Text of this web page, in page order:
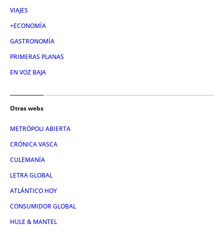
VIAJES
+ECONOMÍA
GASTRONOMÍA
PRIMERAS PLANAS
EN VOZ BAJA
Otras webs
METRÓPOLI ABIERTA
CRÓNICA VASCA
CULEMANÍA
LETRA GLOBAL
ATLÁNTICO HOY
CONSUMIDOR GLOBAL
HULE & MANTEL